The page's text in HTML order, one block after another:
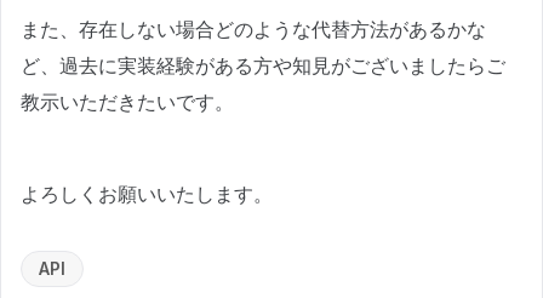
また、存在しない場合どのような代替方法があるかな
ど、過去に実装経験がある方や知見がございましたらご
教示いただきたいです。
よろしくお願いいたします。
API